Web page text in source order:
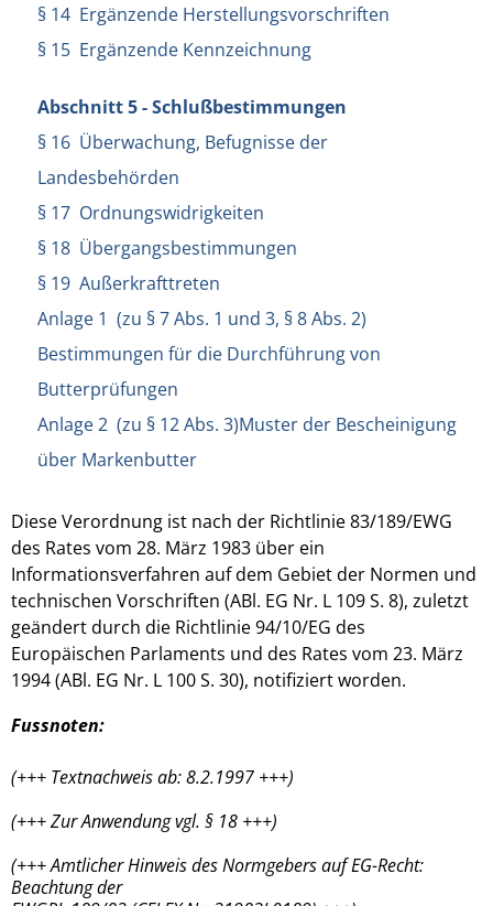
§ 14 Ergänzende Herstellungsvorschriften
§ 15 Ergänzende Kennzeichnung
Abschnitt 5 - Schlußbestimmungen
§ 16 Überwachung, Befugnisse der
Landesbehörden
§ 17 Ordnungswidrigkeiten
§ 18 Übergangsbestimmungen
§ 19 Außerkrafttreten
Anlage 1 (zu § 7 Abs. 1 und 3, § 8 Abs. 2)
Bestimmungen für die Durchführung von
Butterprüfungen
Anlage 2 (zu § 12 Abs. 3)Muster der Bescheinigung
über Markenbutter
Diese Verordnung ist nach der Richtlinie 83/189/EWG
des Rates vom 28. März 1983 über ein
Informationsverfahren auf dem Gebiet der Normen und
technischen Vorschriften (ABl. EG Nr. L 109 S. 8), zuletzt
geändert durch die Richtlinie 94/10/EG des
Europäischen Parlaments und des Rates vom 23. März
1994 (ABl. EG Nr. L 100 S. 30), notifiziert worden.
Fussnoten:
(+++ Textnachweis ab: 8.2.1997 +++)
(+++ Zur Anwendung vgl. § 18 +++)
(+++ Amtlicher Hinweis des Normgebers auf EG-Recht:
Beachtung der